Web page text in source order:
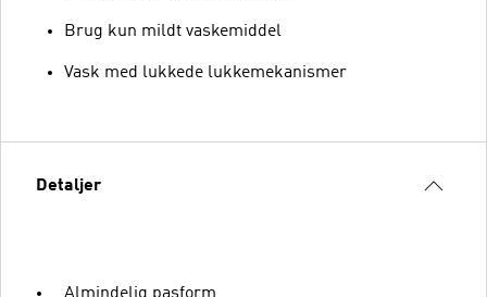
Brug kun mildt vaskemiddel
Vask med lukkede lukkemekanismer
Detaljer